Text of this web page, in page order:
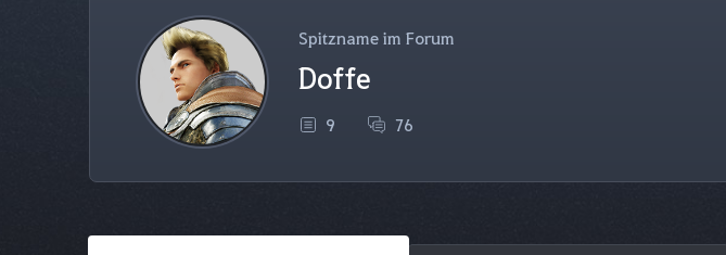
Spitzname im Forum
Doffe
9 76